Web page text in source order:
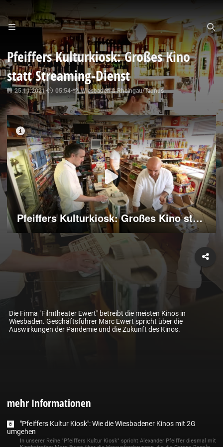
Pfeiffers Kulturkiosk: Großes Kino
statt Streaming-Dienst
25.11.2021• 05:54• Wiesbaden & Rheingau/Taunus
Pfeiffers Kulturkiosk: Großes Kino statt Streaming-Dienst
Die Firma "Filmtheater Ewert" betreibt die meisten Kinos in
Wiesbaden. Geschäftsführer Marc Ewert spricht über die
Auswirkungen der Pandemie und die Zukunft des Kinos.
mehr Informationen
"Pfeiffers Kultur Kiosk": Wie die Wiesbadener Kinos mit 2G
umgehen
In unserer Reihe "Pfeiffers Kultur Kiosk" spricht Alexander Pfeiffer diesmal mit